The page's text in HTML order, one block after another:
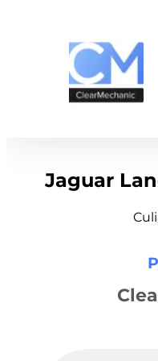
Jaguar